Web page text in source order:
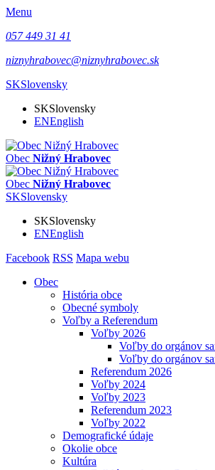
Menu
057 449 31 41
niznyhrabovec@niznyhrabovec.sk
SKSlovensky
SKSlovensky
ENEnglish
Obec Nižný Hrabovec
Obec Nižný Hrabovec
SKSlovensky
SKSlovensky
ENEnglish
Facebook RSS Mapa webu
Obec
História obce
Obecné symboly
Voľby a Referendum
Voľby 2026
Voľby do orgánov
Voľby do orgánov
Referendum 2026
Voľby 2024
Voľby 2023
Referendum 2023
Voľby 2022
Demografické údaje
Okolie obce
Kultúra